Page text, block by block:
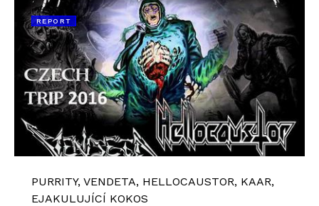
REPORT
PURRITY, VENDETA, HELLOCAUSTOR, KAAR,
EJAKULUJÍCÍ KOKOS